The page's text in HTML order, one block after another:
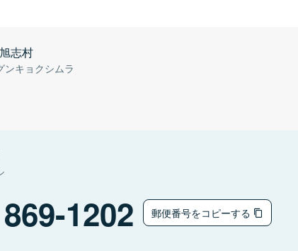
志村
ンキョクシムラ
869-1202 郵便番号をコピーする